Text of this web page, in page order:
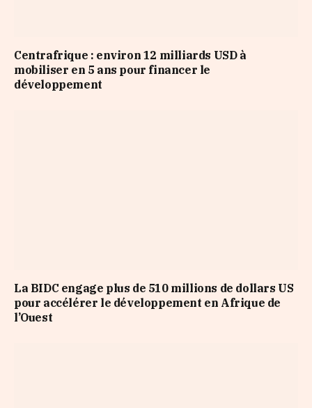
Centrafrique : environ 12 milliards USD à
mobiliser en 5 ans pour financer le
développement
La BIDC engage plus de 510 millions de dollars US
pour accélérer le développement en Afrique de
l’Ouest